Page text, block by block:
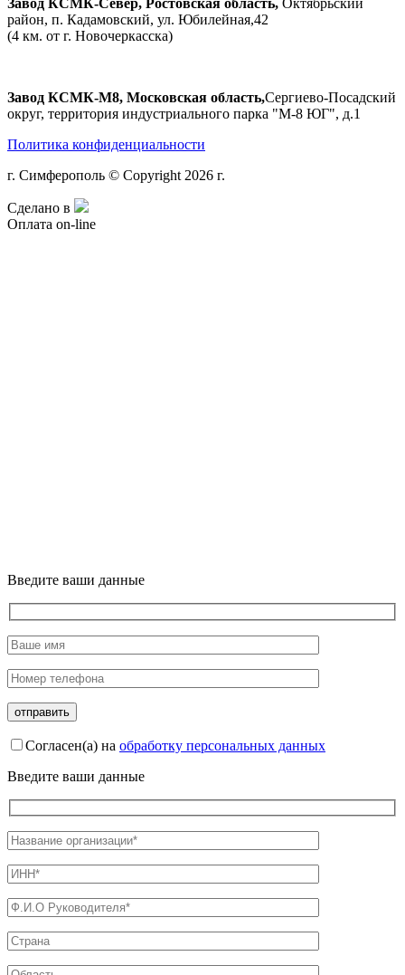
Завод КСМК-Север, Ростовская область, Октябрьский
район, п. Кадамовский, ул. Юбилейная,42
(4 км. от г. Новочеркасска)
Завод КСМК-М8, Московская область,Сергиево-Посадский
округ, территория индустриального парка "М-8 ЮГ", д.1
Политика конфиденциальности
г. Симферополь © Copyright 2026 г.
Сделано в
Оплата on-line
Введите ваши данные
Согласен(а) на обработку персональных данных
Введите ваши данные